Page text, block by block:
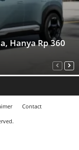
Hanya Rp 360
Contact